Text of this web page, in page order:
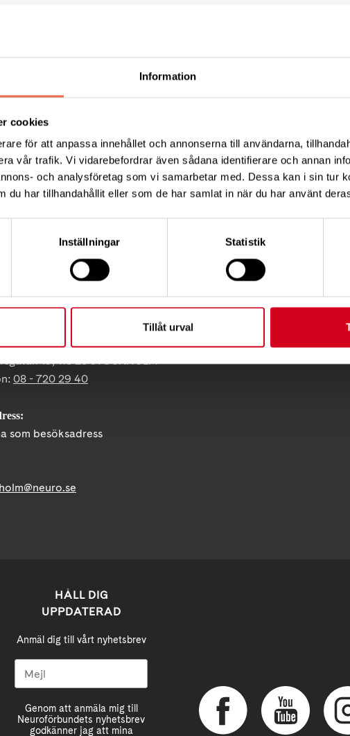
Information
cookies
för att anpassa innehållet och annonserna till användarna,
vår trafik. Vi vidarebefordrar även sådana identifierare och annan
och analysföretag som vi samarbetar med. Dessa kan i sin tur
du har tillhandahållit eller som de har samlat in när du har använt
Inställningar Statistik
Tillåt urval
19, 118 28 STOCKHOLM
08 - 720 29 40
som besöksadress
HÅLL DIG
UPPDATERAD
Anmäl dig till vårt nyhetsbrev
Genom att anmäla mig till
Neuroförbundets nyhetsbrev
godkänner jag att mina